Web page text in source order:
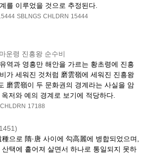
를 이루었을 것으로 추정된다.
SBLNGS CHLDRN 15444
운령 진흥왕 순수비
역과 영흥만 해안을 가르는 황초령에 진흥
가 세워진 것처럼 磨雲嶺에 세워진 진흥왕
磨雲嶺이 두 문화권의 경계라는 사실을 암
저와 예의 경계로 보기에 적당하다.
CHLDRN 17188
으로 隋·唐 사이에 勾高麗에 병합되었으며,
택에 흩어져 살면서 하나로 통일되지 못하